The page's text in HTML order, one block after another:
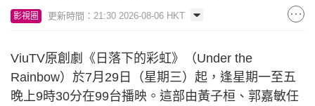
影視圈 更新時間：21:30 2026-08-06 HKT
ViuTV原創劇《日落下的彩虹》（Under the
Rainbow）於7月29日（星期三）起，逢星期一至五
晚上9時30分在99台播映。這部由黃子桓、郭嘉敏任